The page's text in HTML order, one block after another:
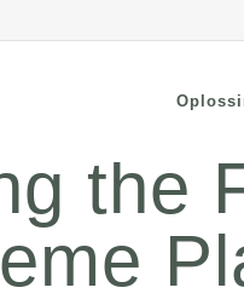
Secure Remote
Endpoint Security
the